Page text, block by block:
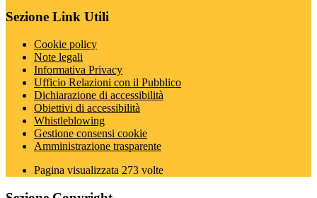
Sezione Link Utili
Cookie policy
Note legali
Informativa Privacy
Ufficio Relazioni con il Pubblico
Dichiarazione di accessibilità
Obiettivi di accessibilità
Whistleblowing
Gestione consensi cookie
Amministrazione trasparente
Pagina visualizzata 273 volte